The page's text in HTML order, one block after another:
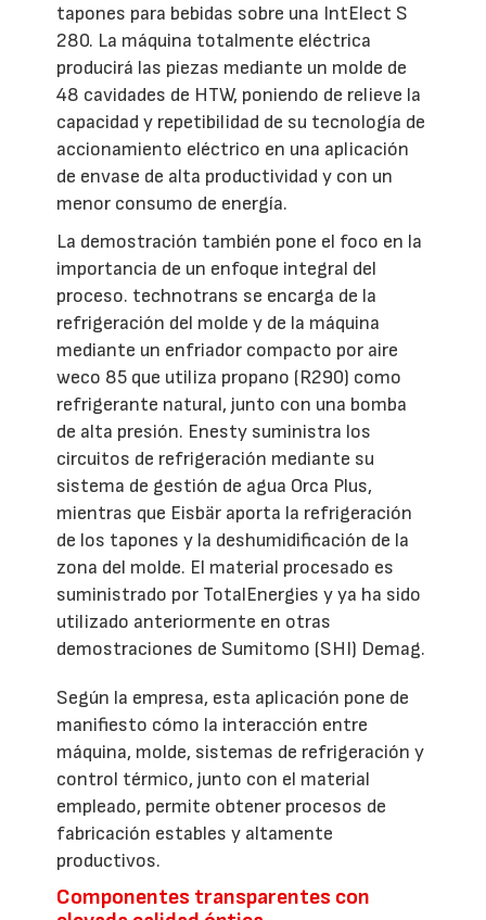
tapones para bebidas sobre una IntElect S
280. La máquina totalmente eléctrica
producirá las piezas mediante un molde de
48 cavidades de HTW, poniendo de relieve la
capacidad y repetibilidad de su tecnología de
accionamiento eléctrico en una aplicación
de envase de alta productividad y con un
menor consumo de energía.
La demostración también pone el foco en la
importancia de un enfoque integral del
proceso. technotrans se encarga de la
refrigeración del molde y de la máquina
mediante un enfriador compacto por aire
weco 85 que utiliza propano (R290) como
refrigerante natural, junto con una bomba
de alta presión. Enesty suministra los
circuitos de refrigeración mediante su
sistema de gestión de agua Orca Plus,
mientras que Eisbär aporta la refrigeración
de los tapones y la deshumidificación de la
zona del molde. El material procesado es
suministrado por TotalEnergies y ya ha sido
utilizado anteriormente en otras
demostraciones de Sumitomo (SHI) Demag.
Según la empresa, esta aplicación pone de
manifiesto cómo la interacción entre
máquina, molde, sistemas de refrigeración y
control térmico, junto con el material
empleado, permite obtener procesos de
fabricación estables y altamente
productivos.
Componentes transparentes con